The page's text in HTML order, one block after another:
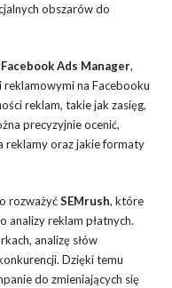
obszarów do
Facebook Ads Manager,
na Facebooku
reklam, takie jak zasięg,
precyzyjnie ocenić,
reklamy oraz jakie formaty
rozważyćSEMrush, które
analizy reklam płatnych.
analizę słów
Dzięki temu
do zmieniających się